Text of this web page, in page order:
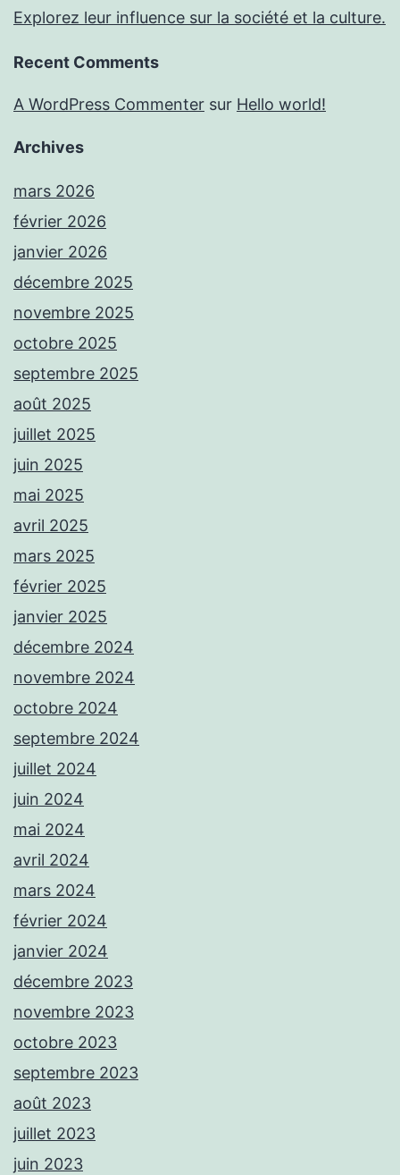
Explorez leur influence sur la société et la culture.
Recent Comments
A WordPress Commenter sur Hello world!
Archives
mars 2026
février 2026
janvier 2026
décembre 2025
novembre 2025
octobre 2025
septembre 2025
août 2025
juillet 2025
juin 2025
mai 2025
avril 2025
mars 2025
février 2025
janvier 2025
décembre 2024
novembre 2024
octobre 2024
septembre 2024
juillet 2024
juin 2024
mai 2024
avril 2024
mars 2024
février 2024
janvier 2024
décembre 2023
novembre 2023
octobre 2023
septembre 2023
août 2023
juillet 2023
juin 2023